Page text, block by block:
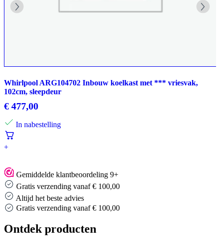
Whirlpool ARG104702 Inbouw koelkast met *** vriesvak,
102cm, sleepdeur
€ 477,00
In nabestelling
+
Gemiddelde klantbeoordeling 9+
Gratis verzending vanaf € 100,00
Altijd het beste advies
Altijd het beste advies
Ontdek producten